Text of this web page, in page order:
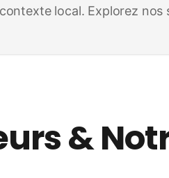
local. Explorez nos
&